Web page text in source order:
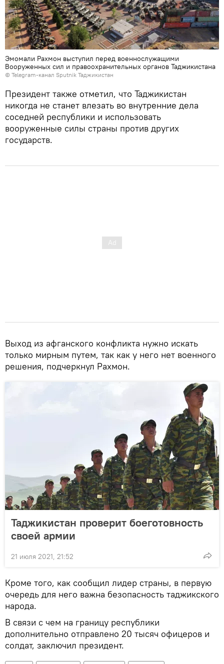
Эмомали Рахмон выступил перед военнослужащими
Вооруженных сил и правоохранительных органов Таджикистана
© Telegram-канал Sputnik Таджикистан
Президент также отметил, что Таджикистан
никогда не станет влезать во внутренние дела
соседней республики и использовать
вооруженные силы страны против других
государств.
Выход из афганского конфликта нужно искать
только мирным путем, так как у него нет военного
решения, подчеркнул Рахмон.
Таджикистан проверит боеготовность
своей армии
21 июля 2021, 21:52
Кроме того, как сообщил лидер страны, в первую
очередь для него важна безопасность таджикского
народа.
В связи с чем на границу республики
дополнительно отправлено 20 тысяч офицеров и
солдат, заключил президент.